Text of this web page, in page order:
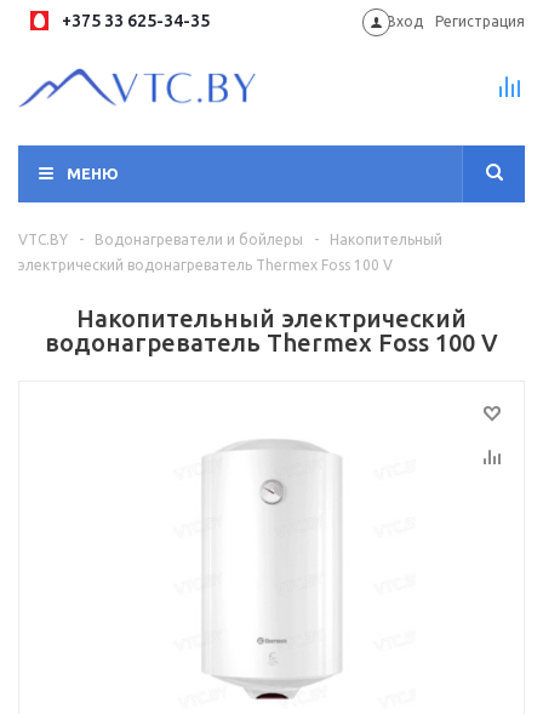
+375 33 625-34-35 Вход Регистрация
МЕНЮ
VTC.BY - Водонагреватели и бойлеры -
Накопительный
электрический водонагреватель Thermex Foss 100 V
Накопительный электрический
водонагреватель Thermex Foss 100 V